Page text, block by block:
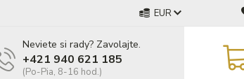
EUR
Neviete si rady? Zavolajte.
+421 940 621 185
(Po-Pia, 8-16 hod.)